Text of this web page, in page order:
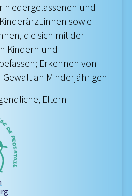
niedergelassenen und
sowie
die sich mit der
Kindern und
Erkennen von
an Minderjährigen
Eltern